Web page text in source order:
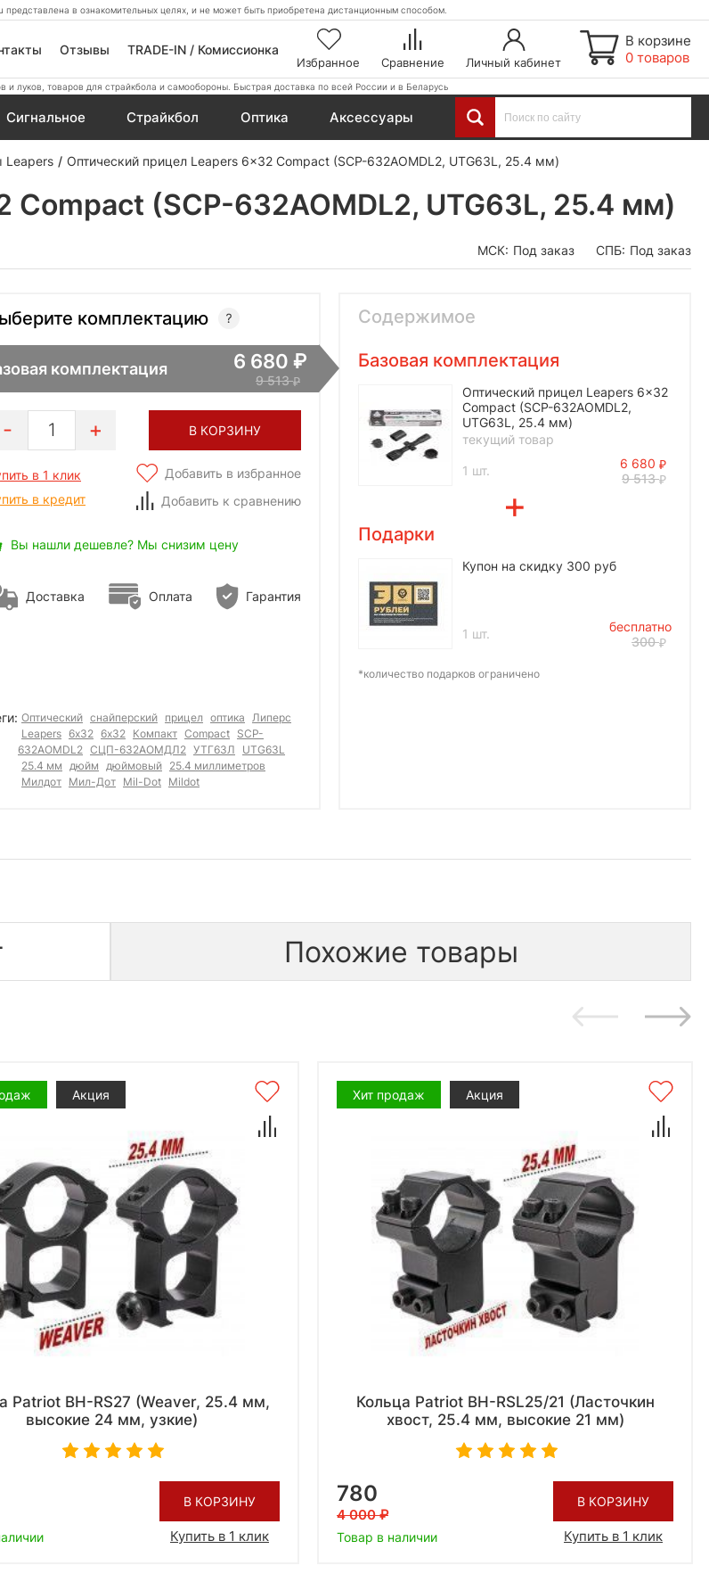
представлена в ознакомительных целях, и не может быть приобретена дистанционным способом.
Отзывы TRADE-IN / Комиссионка
Избранное Сравнение Личный кабинет
В корзине
0 товаров
и луков, товаров для страйкбола и самообороны. Быстрая доставка по всей России и в Беларусь
Сигнальное Страйкбол Оптика Аксессуары
Leapers Оптический прицел Leapers 6x32 Compact (SCP-632AOMDL2, UTG63L, 25.4 мм)
(SCP-632AOMDL2, UTG63L, 25.4 мм)
МСК: Под заказ СПБ: Под заказ
комплектацию
комплектация 6 680
9 513
1 В КОРЗИНУ
в 1 клик
в кредит
Добавить в избранное
Добавить к сравнению
Вы нашли дешевле? Мы снизим цену
Доставка Оплата Гарантия
Оптический снайперский прицел оптика Липерс
Leapers 6х32 6x32 Компакт Compact SCP-
632AOMDL2 СЦП-632АОМДЛ2 УТГ63Л
UTG63L
25.4 мм дюйм дюймовый 25.4 миллиметров
Милдот Мил-Дот Mil-Dot Mildot
Содержимое
Базовая комплектация
Оптический прицел Leapers 6x32
Compact (SCP-632AOMDL2,
UTG63L, 25.4 мм)
текущий товар
1 шт.
6 680
9 513
Подарки
Купон на скидку 300 руб
1 шт.
бесплатно
300
*количество подарков ограничено
Похожие товары
Акция
Patriot BH-RS27 (Weaver, 25.4 мм,
высокие 24 мм, узкие)
В КОРЗИНУ
Купить в 1 клик
Хит продаж Акция
Кольца Patriot BH-RSL25/21 (Ласточкин
хвост, 25.4 мм, высокие 21 мм)
780
4 000
Товар в наличии
В КОРЗИНУ
Купить в 1 клик